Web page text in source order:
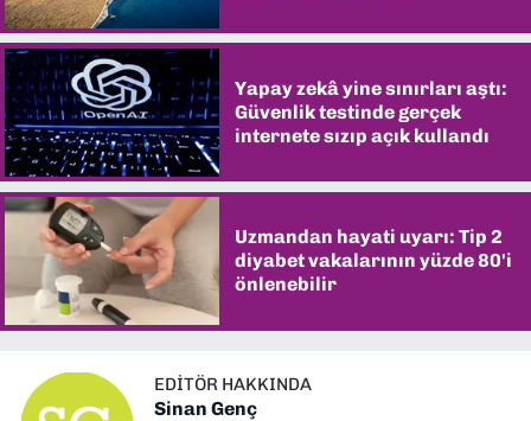
Yapay zekâ yine sınırları aştı:
Güvenlik testinde gerçek
internete sızıp açık kullandı
Uzmandan hayati uyarı: Tip 2
diyabet vakalarının yüzde 80'i
önlenebilir
EDITÖR HAKKINDA
Sinan Genç